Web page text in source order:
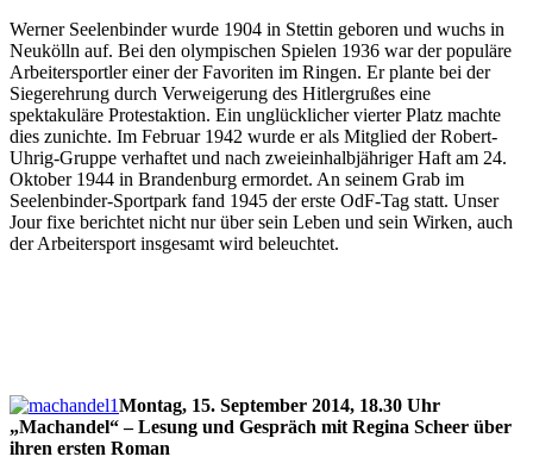
Werner Seelenbinder wurde 1904 in Stettin geboren und wuchs in
Neukölln auf. Bei den olympischen Spielen 1936 war der populäre
Arbeitersportler einer der Favoriten im Ringen. Er plante bei der
Siegerehrung durch Verweigerung des Hitlergrußes eine
spektakuläre Protestaktion. Ein unglücklicher vierter Platz machte
dies zunichte. Im Februar 1942 wurde er als Mitglied der Robert-
Uhrig-Gruppe verhaftet und nach zweieinhalbjähriger Haft am 24.
Oktober 1944 in Brandenburg ermordet. An seinem Grab im
Seelenbinder-Sportpark fand 1945 der erste OdF-Tag statt. Unser
Jour fixe berichtet nicht nur über sein Leben und sein Wirken, auch
der Arbeitersport insgesamt wird beleuchtet.
Montag, 15. September 2014, 18.30 Uhr
„Machandel“ – Lesung und Gespräch mit Regina Scheer über
ihren ersten Roman